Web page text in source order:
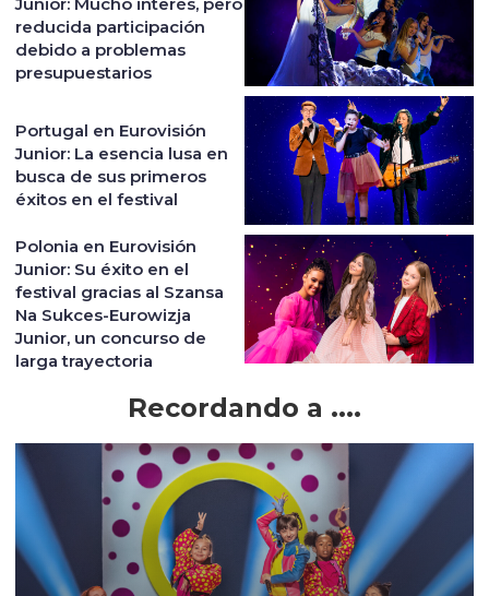
reducida participación
debido a problemas
presupuestarios
Portugal en Eurovisión
Junior: La esencia lusa en
busca de sus primeros
éxitos en el festival
Polonia en Eurovisión
Junior: Su éxito en el
festival gracias al Szansa
Na Sukces-Eurowizja
Junior, un concurso de
larga trayectoria
Recordando a ....